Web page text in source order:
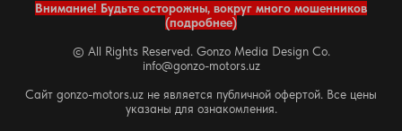
Внимание! Будьте осторожны, вокруг много мошенников
(подробнее)
© All Rights Reserved. Gonzo Media Design Co.
info@gonzo-motors.uz
Сайт gonzo-motors.uz не является публичной офертой. Все цены
указаны для ознакомления.